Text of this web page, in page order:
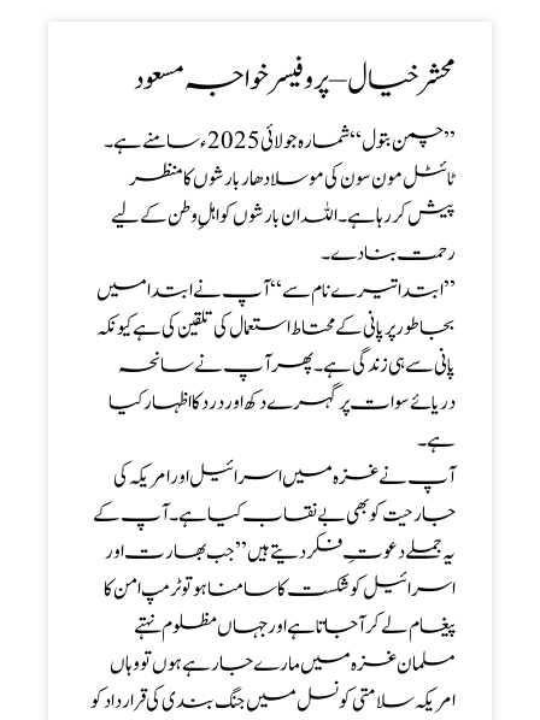
محشر خیال – پروفیسر خواجہ مسعود
’’چمن بتول‘‘ شمارہ جولائی 2025ء سامنے ہے۔
ٹائٹل مون سون کی موسلا دھاربارشوں کا منظر
پیش کر رہا ہے۔اللہ ان بارشوں کو اہل ِ وطن کے لیے
رحمت بنا دے۔
’’ابتدا تیرے نام سے‘‘ آپ نے ابتدا میں
بجا طور پر پانی کے محتاط استعمال کی تلقین کی ہے کیونکہ
پانی سے ہی زندگی ہے۔پھر آپ نے سانحہ
دریائے سوات پر گہرے دکھ اور د رد کا اظہار کیا
ہے۔
آپ نے غزہ میں اسرائیل اور امریکہ کی
جارحیت کو بھی بے نقاب کیا ہے۔ آپ کے
یہ جملے دعوتِ فکر دیتے ہیں’’جب بھارت اور
اسرائیل کو شکست کا سامنا ہو تو ٹرمپ امن کا
پیغام لے کر آجاتا ہے اور جہاں مظلوم نہتے
مسلمان غزہ میں مارے جا رہے ہوں تو وہاں
امریکہ سلامتی کونسل میں جنگ بندی کی قرارداد کو